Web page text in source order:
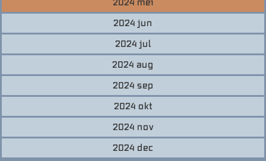
Showcase
2024 jun
2024 jul
2024 aug
2024 sep
2024 okt
2024 nov
2024 dec